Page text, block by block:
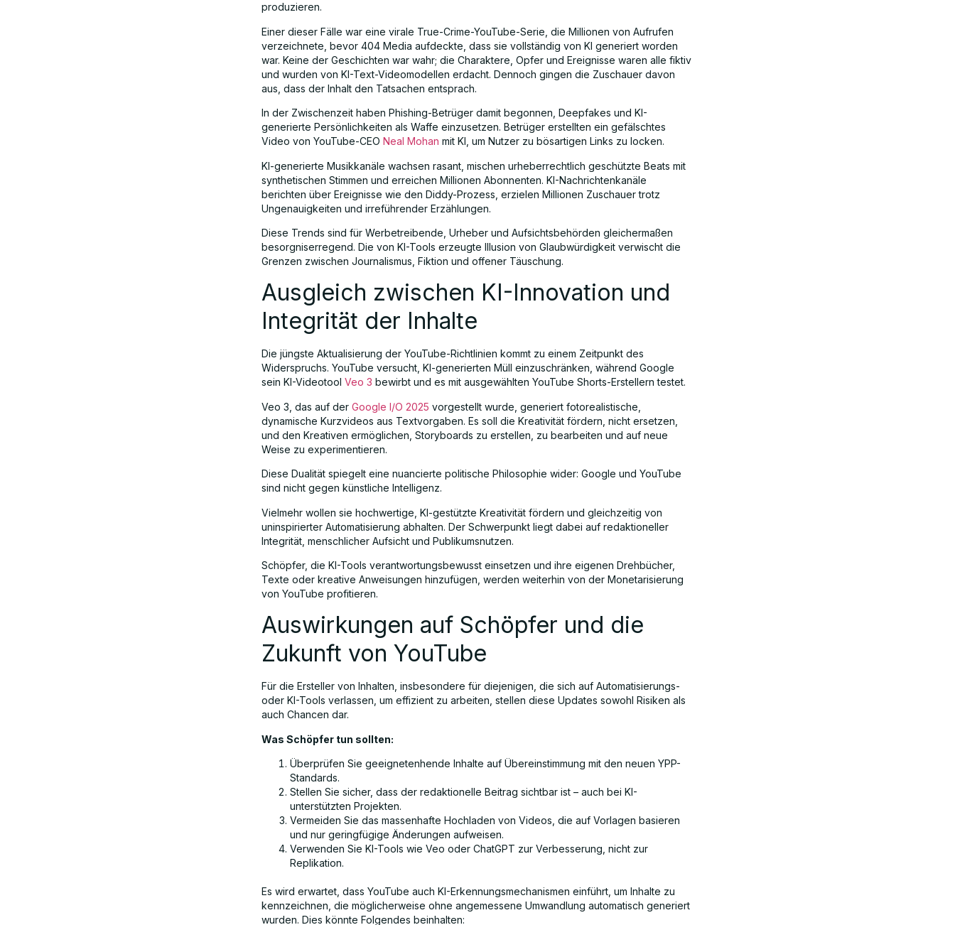
produzieren.
Einer dieser Fälle war eine virale True-Crime-YouTube-Serie, die Millionen von Aufrufen
verzeichnete, bevor 404 Media aufdeckte, dass sie vollständig von KI generiert worden
war. Keine der Geschichten war wahr; die Charaktere, Opfer und Ereignisse waren alle fiktiv
und wurden von KI-Text-Videomodellen erdacht. Dennoch gingen die Zuschauer davon
aus, dass der Inhalt den Tatsachen entsprach.
In der Zwischenzeit haben Phishing-Betrüger damit begonnen, Deepfakes und KI-
generierte Persönlichkeiten als Waffe einzusetzen. Betrüger erstellten ein gefälschtes
Video von YouTube-CEO Neal Mohan mit KI, um Nutzer zu bösartigen Links zu locken.
KI-generierte Musikkanäle wachsen rasant, mischen urheberrechtlich geschützte Beats mit
synthetischen Stimmen und erreichen Millionen Abonnenten. KI-Nachrichtenkanäle
berichten über Ereignisse wie den Diddy-Prozess, erzielen Millionen Zuschauer trotz
Ungenauigkeiten und irreführender Erzählungen.
Diese Trends sind für Werbetreibende, Urheber und Aufsichtsbehörden gleichermaßen
besorgniserregend. Die von KI-Tools erzeugte Illusion von Glaubwürdigkeit verwischt die
Grenzen zwischen Journalismus, Fiktion und offener Täuschung.
Ausgleich zwischen KI-Innovation und
Integrität der Inhalte
Die jüngste Aktualisierung der YouTube-Richtlinien kommt zu einem Zeitpunkt des
Widerspruchs. YouTube versucht, KI-generierten Müll einzuschränken, während Google
sein KI-Videotool Veo 3 bewirbt und es mit ausgewählten YouTube Shorts-Erstellern testet.
Veo 3, das auf der Google I/O 2025 vorgestellt wurde, generiert fotorealistische,
dynamische Kurzvideos aus Textvorgaben. Es soll die Kreativität fördern, nicht ersetzen,
und den Kreativen ermöglichen, Storyboards zu erstellen, zu bearbeiten und auf neue
Weise zu experimentieren.
Diese Dualität spiegelt eine nuancierte politische Philosophie wider: Google und YouTube
sind nicht gegen künstliche Intelligenz.
Vielmehr wollen sie hochwertige, KI-gestützte Kreativität fördern und gleichzeitig von
uninspirierter Automatisierung abhalten. Der Schwerpunkt liegt dabei auf redaktioneller
Integrität, menschlicher Aufsicht und Publikumsnutzen.
Schöpfer, die KI-Tools verantwortungsbewusst einsetzen und ihre eigenen Drehbücher,
Texte oder kreative Anweisungen hinzufügen, werden weiterhin von der Monetarisierung
von YouTube profitieren.
Auswirkungen auf Schöpfer und die
Zukunft von YouTube
Für die Ersteller von Inhalten, insbesondere für diejenigen, die sich auf Automatisierungs-
oder KI-Tools verlassen, um effizient zu arbeiten, stellen diese Updates sowohl Risiken als
auch Chancen dar.
Was Schöpfer tun sollten:
Überprüfen Sie geeignetenhende Inhalte auf Übereinstimmung mit den neuen YPP-
Standards.
Stellen Sie sicher, dass der redaktionelle Beitrag sichtbar ist – auch bei KI-
unterstützten Projekten.
Vermeiden Sie das massenhafte Hochladen von Videos, die auf Vorlagen basieren
und nur geringfügige Änderungen aufweisen.
Verwenden Sie KI-Tools wie Veo oder ChatGPT zur Verbesserung, nicht zur
Replikation.
Es wird erwartet, dass YouTube auch KI-Erkennungsmechanismen einführt, um Inhalte zu
kennzeichnen, die möglicherweise ohne angemessene Umwandlung automatisch generiert
wurden. Dies könnte Folgendes beinhalten: